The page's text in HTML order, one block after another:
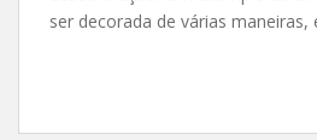
ser decorada de várias